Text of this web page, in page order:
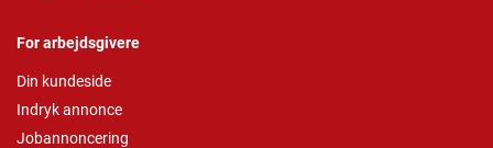
For arbejdsgivere
Din kundeside
Indryk annonce
Jobannoncering